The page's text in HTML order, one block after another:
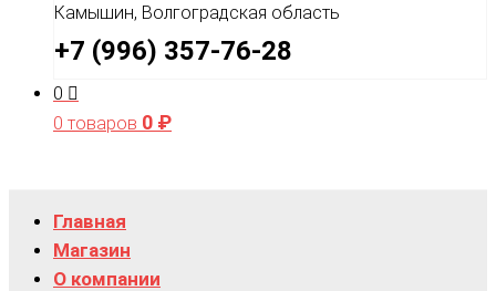
Камышин, Волгоградская область
+7 (996) 357-76-28
0
0 товаров 0 ₽
Главная
Магазин
О компании